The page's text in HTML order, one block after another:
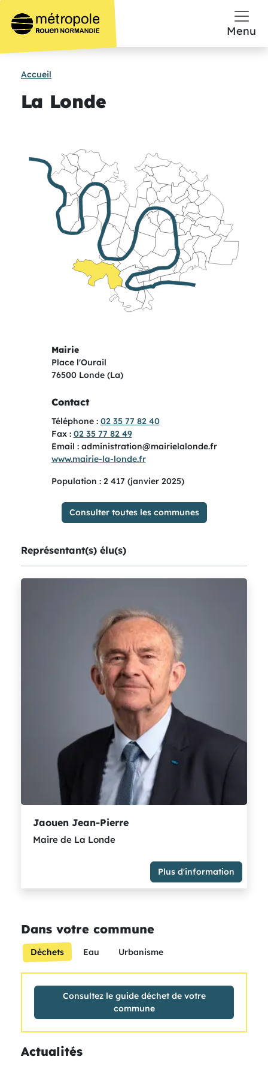
Menu
Accueil
La Londe
Mairie
Place l'Ourail
76500 Londe (La)
Contact
Téléphone
02 35 77 82 40
Fax
02 35 77 82 49
Email
administration@mairielalonde.fr
Site internet
www.mairie-la-londe.fr
Population : 2 417 (janvier 2025)
Consulter toutes les communes
Représentant(s) élu(s)
Jaouen Jean-Pierre
Maire de La Londe
Plus d'information
socialistes et citoyens rassemblés
Dans votre commune
Déchets Eau Urbanisme
Consultez le guide déchet de votre
commune
Actualités